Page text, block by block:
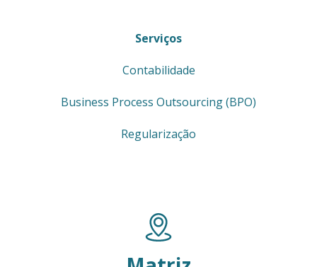
Serviços
Contabilidade
Business Process Outsourcing (BPO)
Regularização